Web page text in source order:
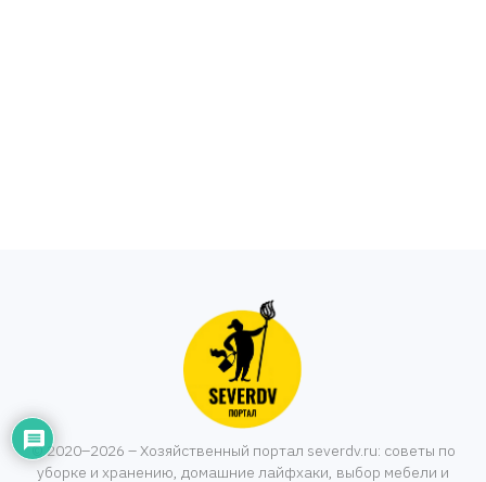
© 2020–2026 – Хозяйственный портал severdv.ru: советы по
уборке и хранению, домашние лайфхаки, выбор мебели и